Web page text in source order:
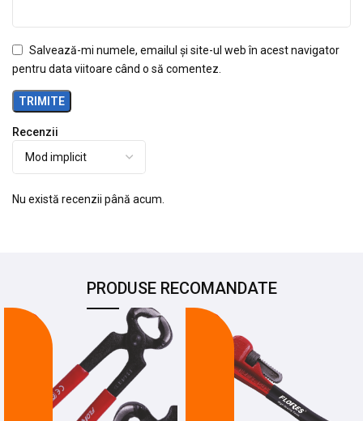
Recenzii
Nu există recenzii până acum.
Salvează-mi numele, emailul și site-ul web în acest navigator
pentru data viitoare când o să comentez.
PRODUSE RECOMANDATE